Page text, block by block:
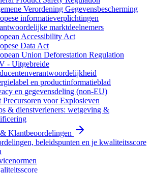
Verordening Gegevensbescherming
informatieverplichtingen
marktdeelnemers
Accessibility Act
Data Act
Union Deforestation Regulation
- Uitgebreide
en productinformatieblad
en gegevensdeling (non-EU)
Precursoren voor Explosieven
& dienstverleners: wetgeving &
& Klantbeoordelingen
beleidspunten en je kwaliteitsscore